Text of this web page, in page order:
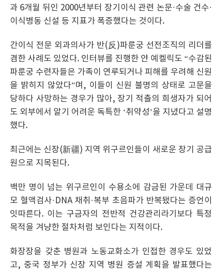
과 6개월 뒤인 2000년부터 장기이식 관련 논문·수술 건수·
이식병동 신설 등 지표가 폭증했다는 것이다.
간이식 전문 외과의사가 반(反)파룬궁 선전조직의 리더를
겸한 사례도 있었다. 인터뷰를 진행한 얀 예켈릭도 “수감된
파룬궁 수련자들은 가족이 연루되거나 피해를 우려해 신원
을 밝히지 않았다”며, 이들이 신원 불명의 상태로 고문을
당하다 사망하는 경우가 많아, 장기 적출의 희생자가 되어
도 외부에서 알기 어려운 독특한 ‘취약성’을 지녔다고 설명
했다.
최근에는 신장(新疆) 지역 위구르인들이 새로운 장기 공급
원으로 지목된다.
백만 명이 넘는 위구르인이 수용소에 감금된 가운데 대규
모 혈액검사·DNA 채취·복부 초음파가 반복됐다는 증언이
잇따른다. 이는 구금자의 전반적 건강관리라기보다 특정
목적을 겨냥한 절차처럼 보인다는 지적이다.
화장장을 갖춘 병원과 노동교화소가 인접한 경우도 있었
고, 중국 정부가 신장 지역 병원 증설 계획을 발표했다는